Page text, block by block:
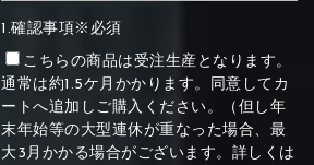
1.確認事項※必須
こちらの商品は受注生産となります。
通常は約1.5ケ月かかります。同意してカ
ートへ追加しご購入ください。（但し年
末年始等の大型連休が重なった場合、最
大3月かかる場合がございます。詳しくは